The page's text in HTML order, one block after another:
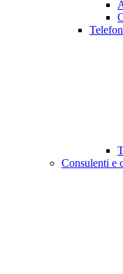
Consulenti e